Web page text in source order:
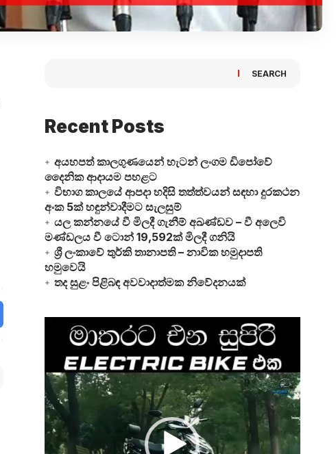
SEARCH
Recent Posts
අයහපත් කාලගුණයෙන් හැටන් ලංගම ඩිපෝවේ
දෛනික ආදායම පහළට
විභාග කාලයේ ආපදා හදිසි තත්ත්වයන් සඳහා දුරකථන
අංක 5ක් හඳුන්වාදීමට සැලසුම්
යල කන්නයේ වී මිලදී ගැනීම් අඛණ්ඩව – වී අලෙවි
මණ්ඩලය වී ටොන් 19,592ක් මිලදී ගනියි
ශ්‍රී ලංකාවේ තුර්කි තානාපති – නාවික හමුදාපති
හමුවෙයි
තද සුළං පිළිබඳ අවවාදාත්මක නිවේදනයක්
Video
Player